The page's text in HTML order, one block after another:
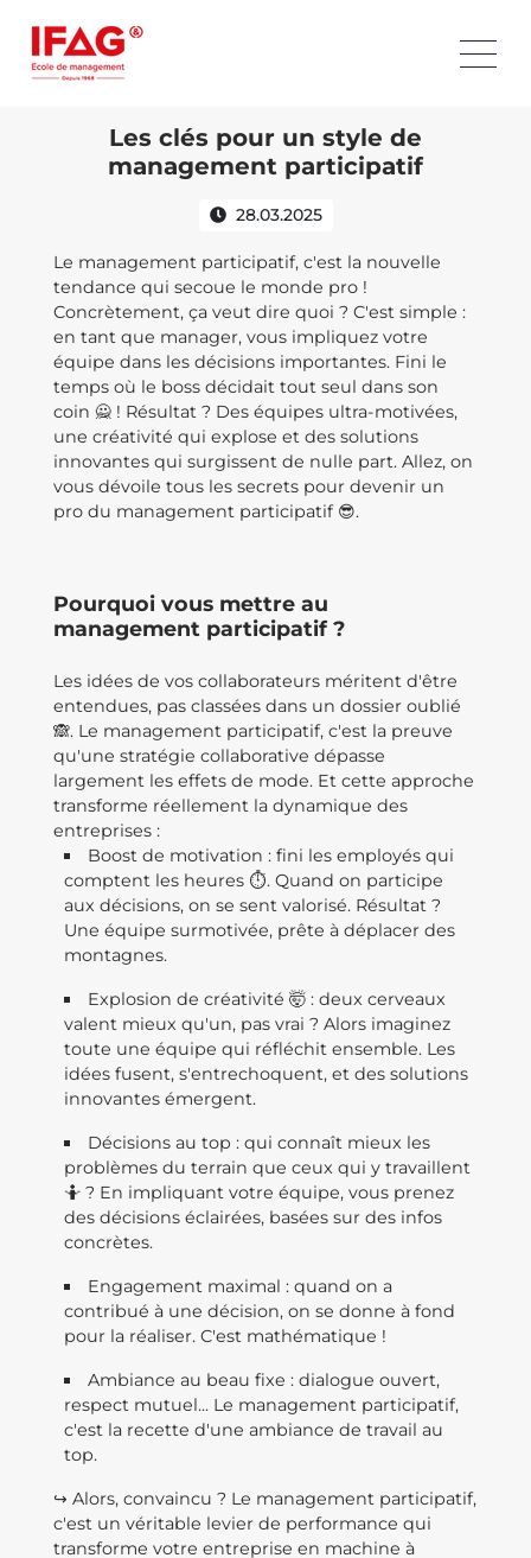
Les clés pour un style de
management participatif
28.03.2025
Le management participatif, c'est la nouvelle
tendance qui secoue le monde pro !
Concrètement, ça veut dire quoi ? C'est simple :
en tant que manager, vous impliquez votre
équipe dans les décisions importantes. Fini le
temps où le boss décidait tout seul dans son
coin 🙅 ! Résultat ? Des équipes ultra-motivées,
une créativité qui explose et des solutions
innovantes qui surgissent de nulle part. Allez, on
vous dévoile tous les secrets pour devenir un
pro du management participatif 😎.
Pourquoi vous mettre au
management participatif ?
Les idées de vos collaborateurs méritent d'être
entendues, pas classées dans un dossier oublié
🙈. Le management participatif, c'est la preuve
qu'une stratégie collaborative dépasse
largement les effets de mode. Et cette approche
transforme réellement la dynamique des
entreprises :
Boost de motivation : fini les employés qui
comptent les heures ⏱️. Quand on participe
aux décisions, on se sent valorisé. Résultat ?
Une équipe surmotivée, prête à déplacer des
montagnes.
Explosion de créativité 🤯 : deux cerveaux
valent mieux qu'un, pas vrai ? Alors imaginez
toute une équipe qui réfléchit ensemble. Les
idées fusent, s'entrechoquent, et des solutions
innovantes émergent.
Décisions au top : qui connaît mieux les
problèmes du terrain que ceux qui y travaillent
🤷 ? En impliquant votre équipe, vous prenez
des décisions éclairées, basées sur des infos
concrètes.
Engagement maximal : quand on a
contribué à une décision, on se donne à fond
pour la réaliser. C'est mathématique !
Ambiance au beau fixe : dialogue ouvert,
respect mutuel... Le management participatif,
c'est la recette d'une ambiance de travail au
top.
↪️ Alors, convaincu ? Le management participatif,
c'est un véritable levier de performance qui
transforme votre entreprise en machine à